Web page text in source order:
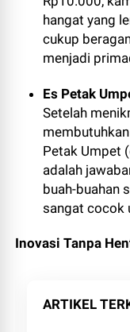
hangat yang
cukup
menjadi
Es Petak
Setelah
Petak Umpet
adalah
buah-buahan
sangat cocok
Inovasi Tanpa
ARTIKEL